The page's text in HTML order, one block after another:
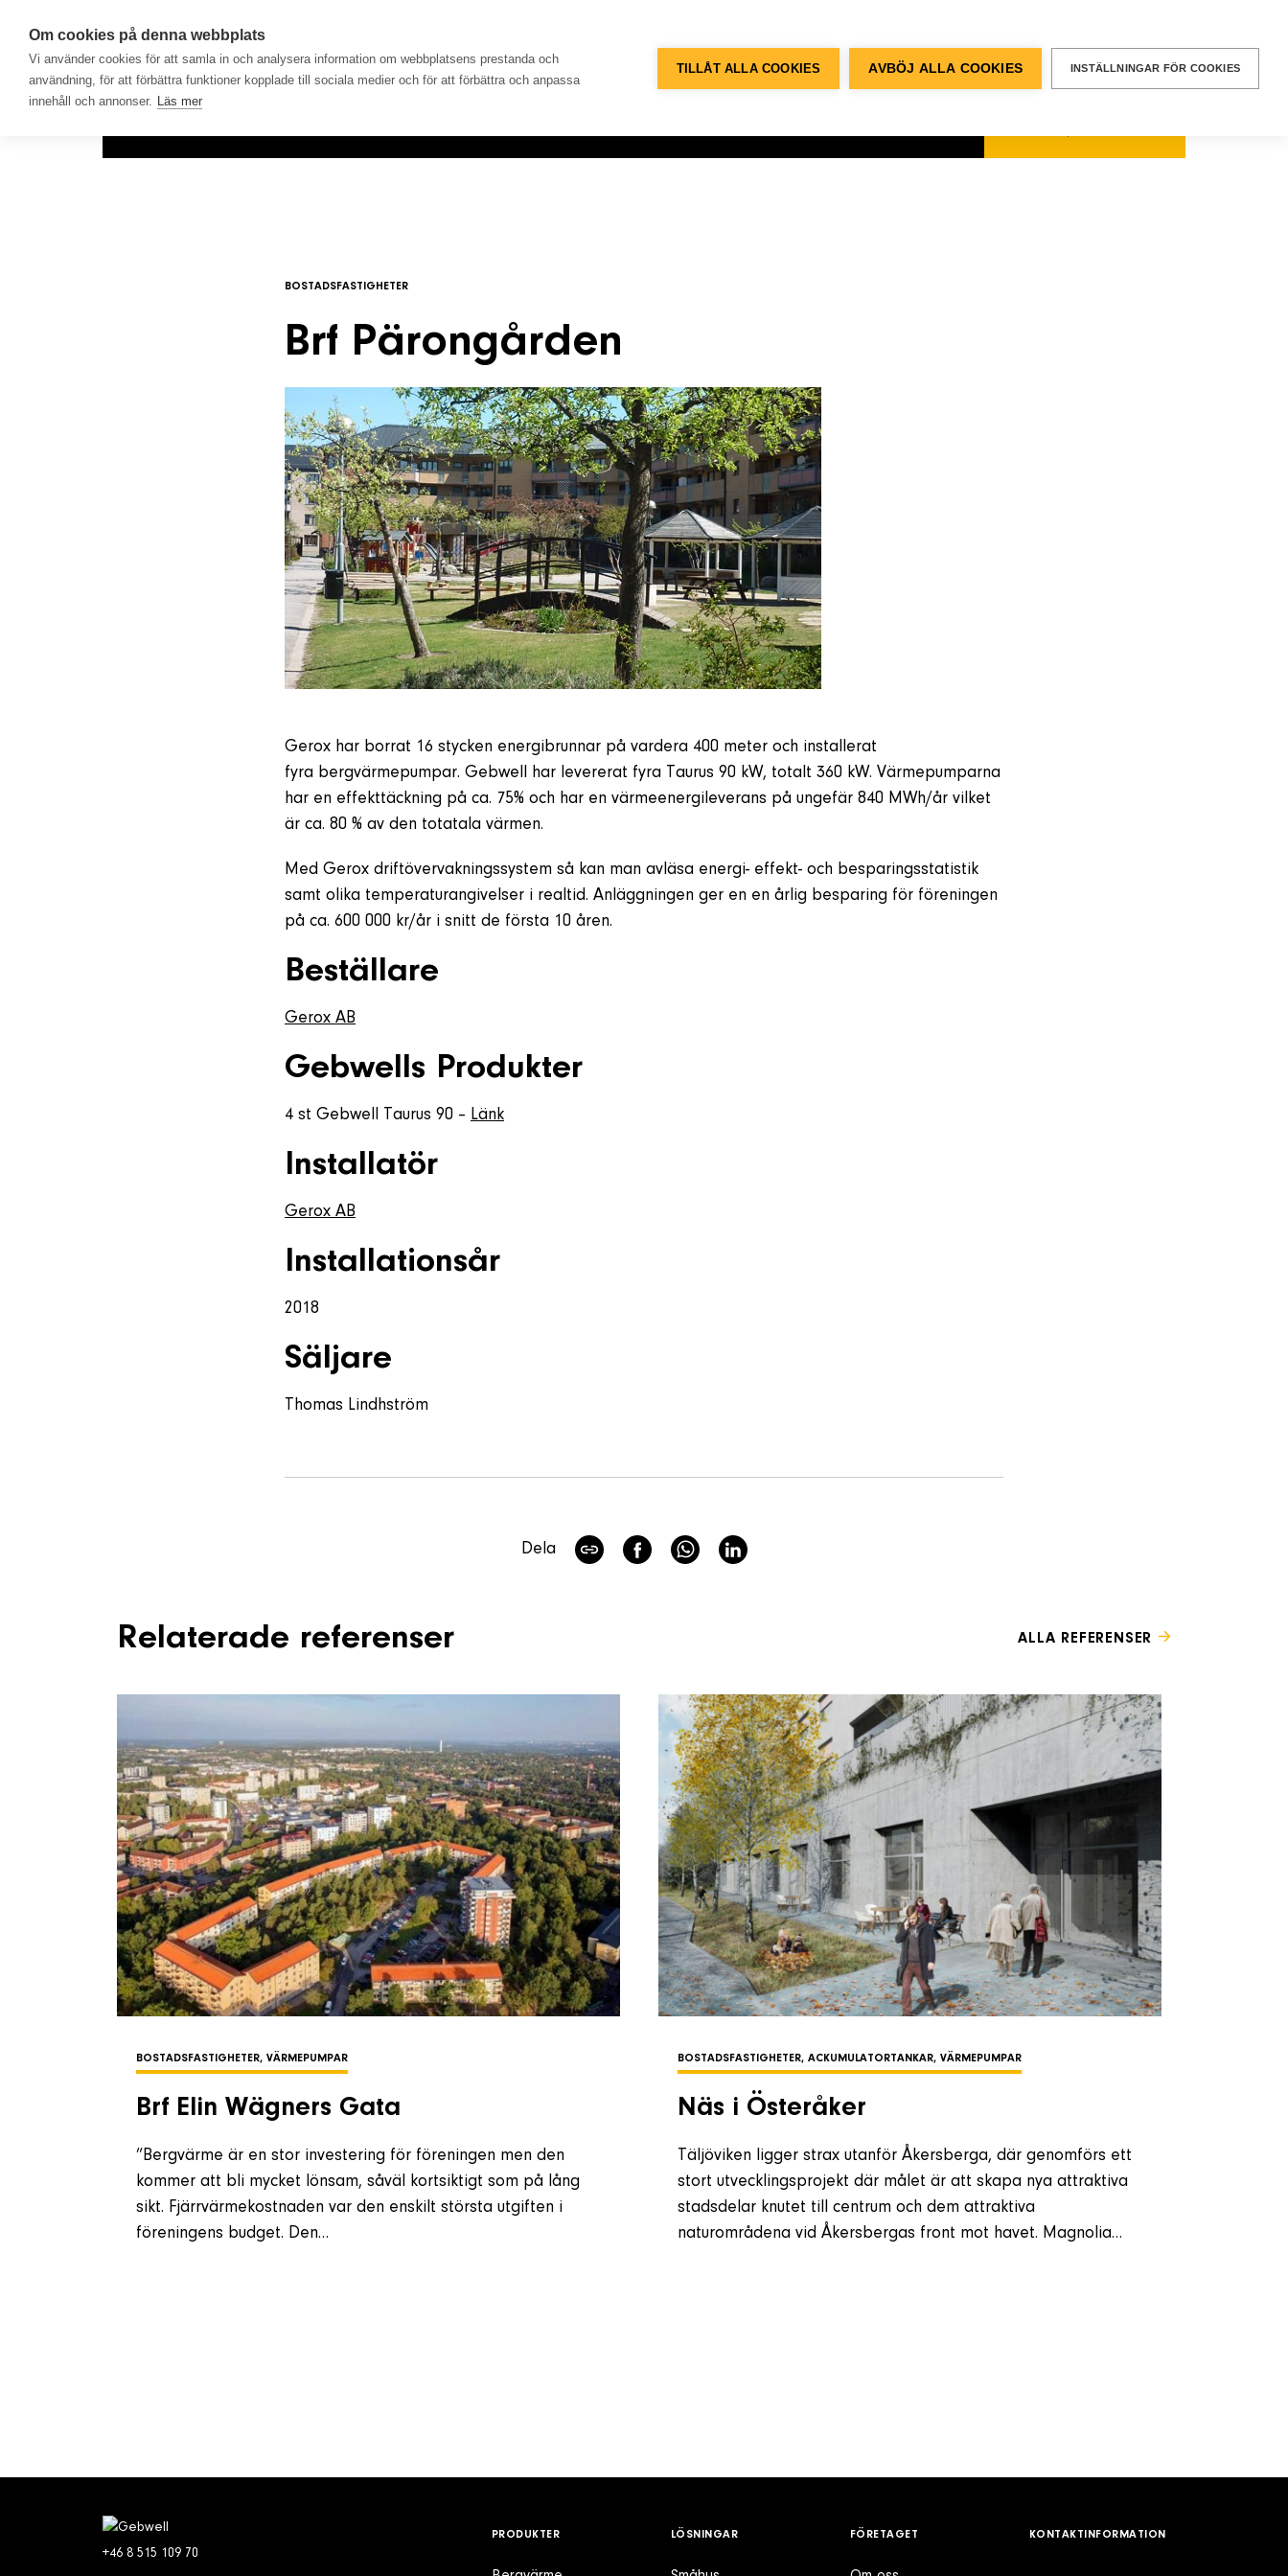
+46 8 515 109 70 Konsumentvägen 12, Älvsjö
Sök
efter:
BOSTADSFASTIGHETER
Brf Pärongården
Gerox har borrat 16 stycken energibrunnar på vardera 400 meter och installerat
fyra bergvärmepumpar. Gebwell har levererat fyra Taurus 90 kW, totalt 360 kW. Värmepumparna
har en effekttäckning på ca. 75% och har en värmeenergileverans på ungefär 840 MWh/år vilket
är ca. 80 % av den totatala värmen.
Med Gerox driftövervakningssystem så kan man avläsa energi- effekt- och besparingsstatistik
samt olika temperaturangivelser i realtid. Anläggningen ger en en årlig besparing för föreningen
på ca. 600 000 kr/år i snitt de första 10 åren.
Beställare
Gerox AB
Gebwells Produkter
4 st Gebwell Taurus 90 – Länk
Installatör
Gerox AB
Installationsår
2018
Säljare
Thomas Lindhström
Dela
Relaterade referenser ALLA REFERENSER
BOSTADSFASTIGHETER, VÄRMEPUMPAR
Brf Elin Wägners Gata
”Bergvärme är en stor investering för föreningen men den
kommer att bli mycket lönsam, såväl kortsiktigt som på lång
sikt. Fjärrvärmekostnaden var den enskilt största utgiften i
föreningens budget. Den…
BOSTADSFASTIGHETER, ACKUMULATORTANKAR, VÄRMEPUMPAR
Näs i Österåker
Täljöviken ligger strax utanför Åkersberga, där genomförs ett
stort utvecklingsprojekt där målet är att skapa nya attraktiva
stadsdelar knutet till centrum och dem attraktiva
naturområdena vid Åkersbergas front mot havet. Magnolia…
+46 8 515 109 70
PRODUKTER LÖSNINGAR FÖRETAGET KONTAKTINFORMATION
Om cookies på denna webbplats
Vi använder cookies för att samla in och analysera information om webbplatsens prestanda och
användning, för att förbättra funktioner kopplade till sociala medier och för att förbättra och anpassa
innehåll och annonser. Läs mer
TILLÅT ALLA COOKIES AVBÖJ ALLA COOKIES INSTÄLLNINGAR FÖR COOKIES